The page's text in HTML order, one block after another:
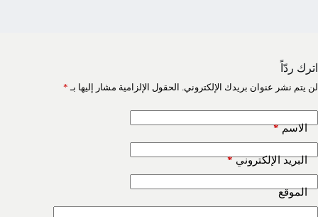
اترك ردّاً
لن يتم نشر عنوان بريدك الإلكتروني. الحقول الإلزامية مشار إليها بـ *
الاسم*
البريد الإلكتروني*
الموقع